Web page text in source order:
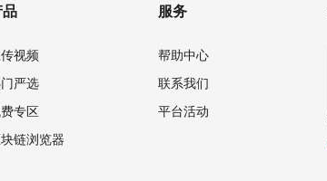
品
传视频
严选
专区
链浏览器
服务
帮助中心
联系我们
平台活动